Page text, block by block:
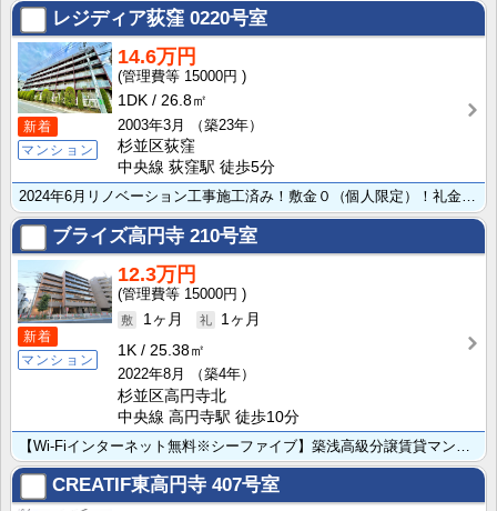
レジディア荻窪 0220号室
新着
マンション
14.6万円
15000円
1DK
26.8㎡
2003年3月
（築23年）
杉並区荻窪
中央線 荻窪駅 徒歩5分
2024年6月リノベーション工事施工済み！敷金０（個人限定）！礼金０！
ブライズ高円寺 210号室
新着
マンション
12.3万円
15000円
1ヶ月
1ヶ月
1K
25.38㎡
2022年8月
（築4年）
杉並区高円寺北
中央線 高円寺駅 徒歩10分
CREATIF東高円寺 407号室